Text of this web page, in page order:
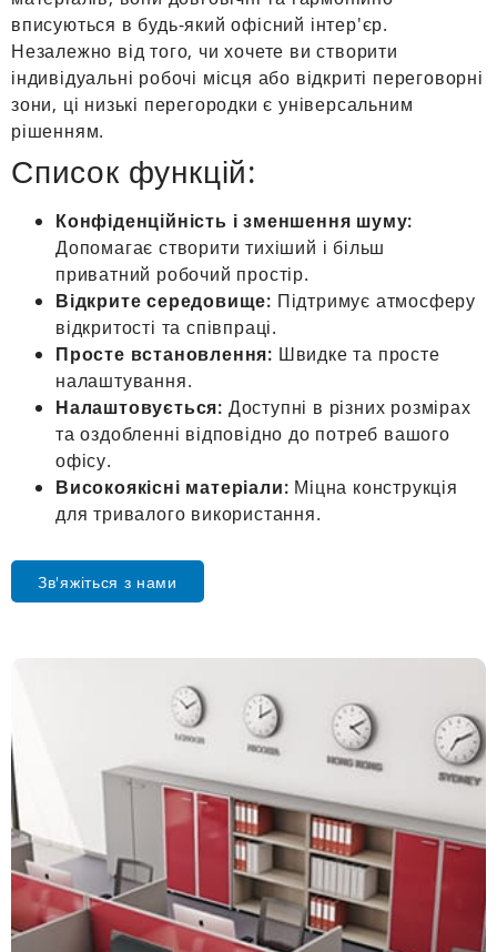
вписуються в будь-який офісний інтер'єр.
Незалежно від того, чи хочете ви створити
індивідуальні робочі місця або відкриті переговорні
зони, ці низькі перегородки є універсальним
рішенням.
Список функцій:
Конфіденційність і зменшення шуму:
Допомагає створити тихіший і більш
приватний робочий простір.
Відкрите середовище: Підтримує атмосферу
відкритості та співпраці.
Просте встановлення: Швидке та просте
налаштування.
Налаштовується: Доступні в різних розмірах
та оздобленні відповідно до потреб вашого
офісу.
Високоякісні матеріали: Міцна конструкція
для тривалого використання.
Зв'яжіться з нами